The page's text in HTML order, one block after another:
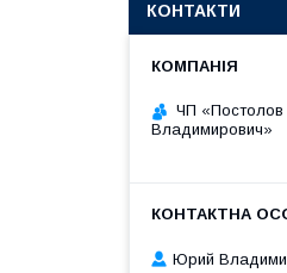
КОНТАКТИ
ЧП
Владимирович»
Юрий